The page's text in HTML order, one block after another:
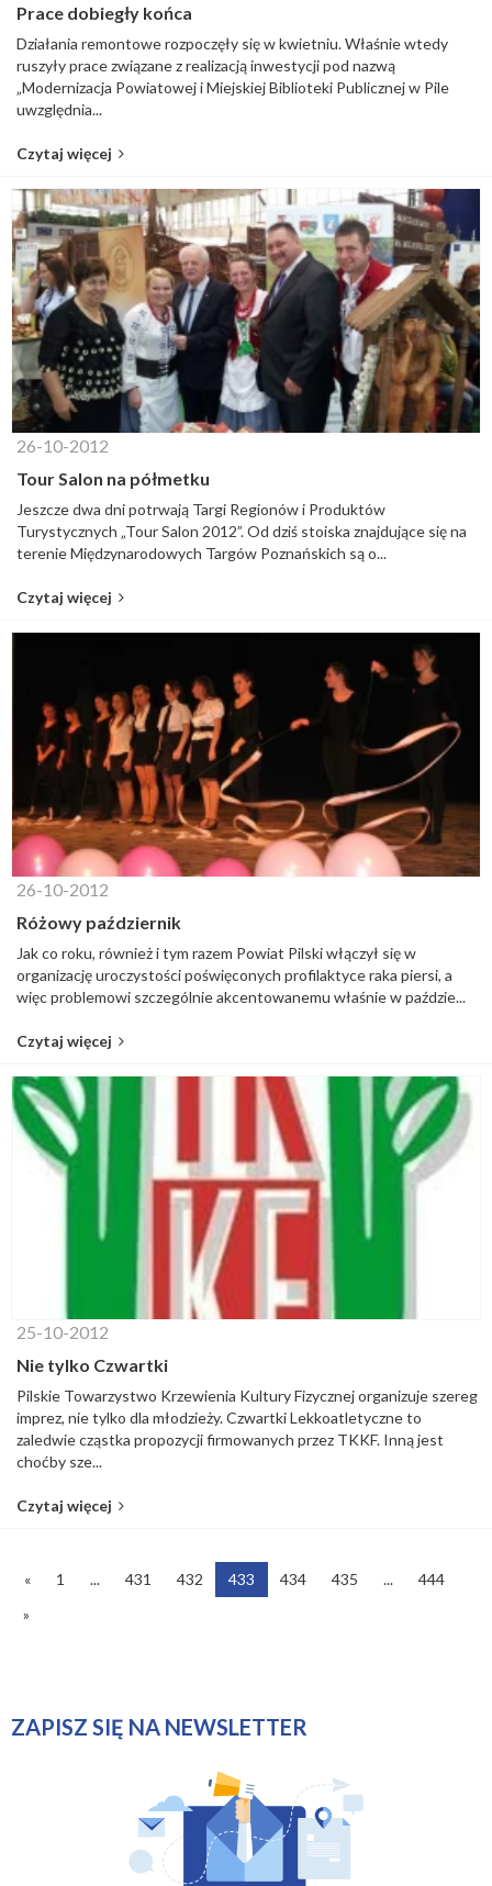
Prace dobiegły końca
Działania remontowe rozpoczęły się w kwietniu. Właśnie wtedy
ruszyły prace związane z realizacją inwestycji pod nazwą
„Modernizacja Powiatowej i Miejskiej Biblioteki Publicznej w Pile
uwzględnia...
Czytaj więcej
26-10-2012
Tour Salon na półmetku
Jeszcze dwa dni potrwają Targi Regionów i Produktów
Turystycznych „Tour Salon 2012”. Od dziś stoiska znajdujące się na
terenie Międzynarodowych Targów Poznańskich są o...
Czytaj więcej
26-10-2012
Różowy październik
Jak co roku, również i tym razem Powiat Pilski włączył się w
organizację uroczystości poświęconych profilaktyce raka piersi, a
więc problemowi szczególnie akcentowanemu właśnie w paździe...
Czytaj więcej
25-10-2012
Nie tylko Czwartki
Pilskie Towarzystwo Krzewienia Kultury Fizycznej organizuje szereg
imprez, nie tylko dla młodzieży. Czwartki Lekkoatletyczne to
zaledwie cząstka propozycji firmowanych przez TKKF. Inną jest
choćby sze...
Czytaj więcej
« 1 ... 431 432 433 434 435 ...
444
»
ZAPISZ SIĘ NA NEWSLETTER